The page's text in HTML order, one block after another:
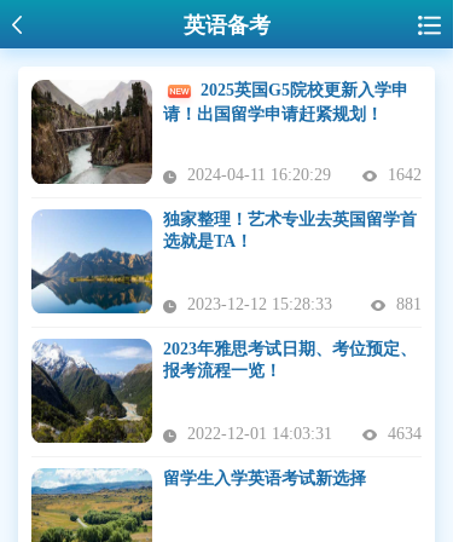
英语备考
2025英国G5院校更新入学申
请！出国留学申请赶紧规划！
2024-04-11 16:20:29 1642
独家整理！艺术专业去英国留学首
选就是TA！
2023-12-12 15:28:33 881
2023年雅思考试日期、考位预定、
报考流程一览！
2022-12-01 14:03:31 4634
留学生入学英语考试新选择